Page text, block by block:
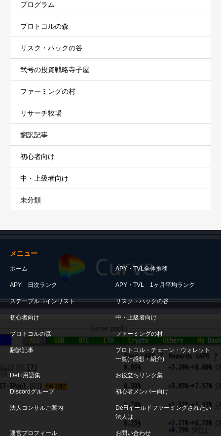
プログラム
プロトコルの森
リスク・ハックの谷
弐号の投資戦略寺子屋
ファーミングの村
リサーチ牧場
翻訳記事
初心者向け
中・上級者向け
未分類
メニュー
ホーム APY・TVL全体推移
APY 日次ランク APY・TVL 1ヶ月平均ランク
ステーブルコインリスト リスク・ハックの谷
初心者向け 中・上級者向け
プロトコルの森 ファーミングの村
翻訳記事
プロトコル・チェーン・ウォレット
一覧(+感想・紹介)
DeFi用語集 お役立ちリンク集
Discordグループ 初心者メンバー向け
法人コンサルご案内
DeFiイールドファーミングされたい
法人は
運営プロフィール お問い合わせ